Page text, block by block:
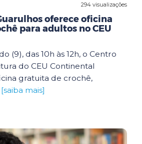
294 visualizações
oferece oficina
para adultos no CEU
(9), das 10h às 12h, o Centro
do CEU Continental
gratuita de crochê,
[saiba mais]